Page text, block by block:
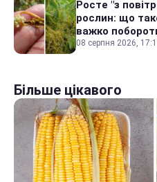
Росте "з
рослин: що
важко
08 серпня 2026,
Більше цікавого